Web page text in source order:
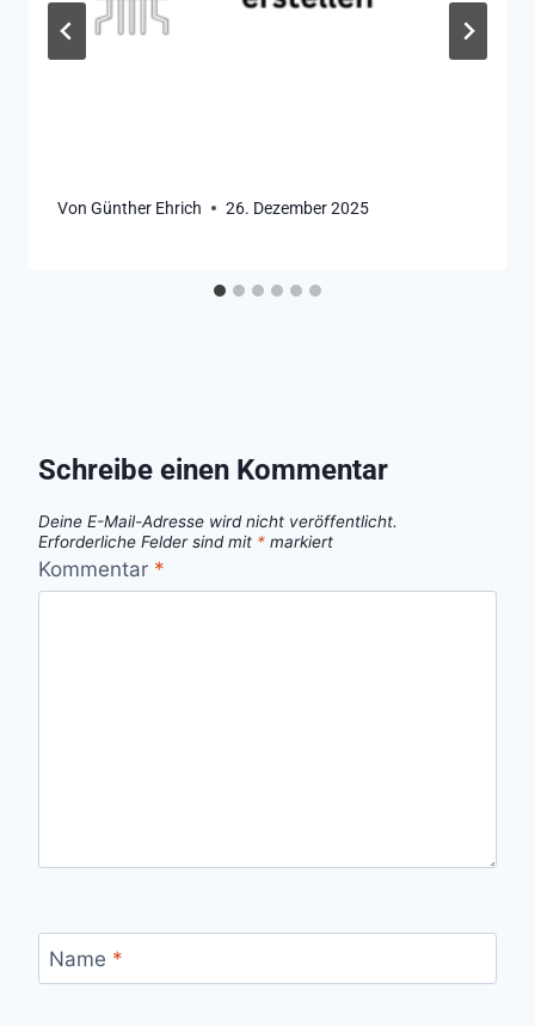
Von Günther Ehrich 26. Dezember 2025
Schreibe einen Kommentar
Deine E-Mail-Adresse wird nicht veröffentlicht.
Erforderliche Felder sind mit * markiert
Kommentar *
Name *